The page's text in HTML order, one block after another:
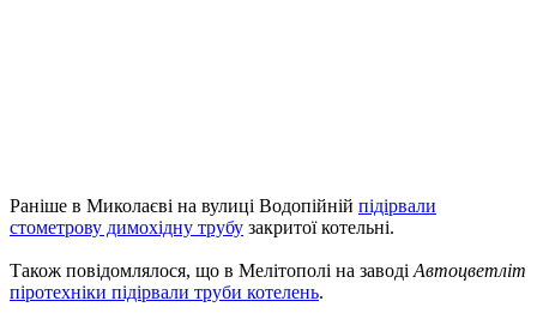
Раніше в Миколаєві на вулиці Водопійній підірвали
стометрову димохідну трубу закритої котельні.
Також повідомлялося, що в Мелітополі на заводі Автоцветліт
піротехніки підірвали труби котелень.